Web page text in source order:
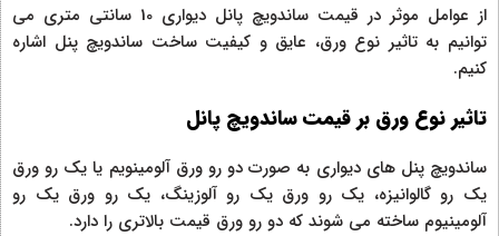
از عوامل موثر در قیمت ساندویچ پانل دیواری 10 سانتی متری می
توانیم به تاثیر نوع ورق، عایق و کیفیت ساخت ساندویچ پنل اشاره
کنیم.
تاثیر نوع ورق بر قیمت ساندویچ پانل
ساندویچ پنل های دیواری به صورت دو رو ورق آلومینویم یا یک رو ورق
یک رو گالوانیزه، یک رو ورق یک رو آلوزینگ، یک رو ورق یک رو
آلومینیوم ساخته می شوند که دو رو ورق قیمت بالاتری را دارد.